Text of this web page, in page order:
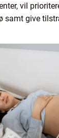
vil
samt give